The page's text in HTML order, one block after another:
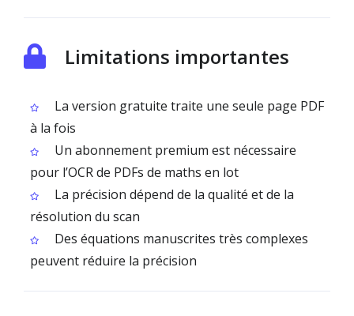
Limitations importantes
La version gratuite traite une seule page PDF
à la fois
Un abonnement premium est nécessaire
pour l’OCR de PDFs de maths en lot
La précision dépend de la qualité et de la
résolution du scan
Des équations manuscrites très complexes
peuvent réduire la précision